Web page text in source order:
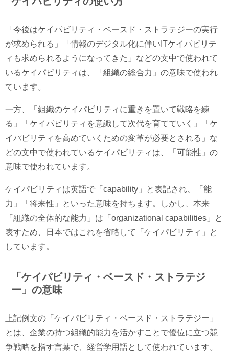
「今後はケイパビリティ・ベースド・ストラテジーの実行
が求められる」「情報のデジタル化に伴いITケイパビリテ
ィも求められるようになってきた」などの文中で使われて
いるケイパビリティは、「組織の総合力」の意味で使われ
ています。
一方、「組織のケイパビリティに重きを置いて戦略を練
る」「ケイパビリティを意識して次代を育てていく」「ケ
イパビリティを高めていくための変革が必要とされる」な
どの文中で使われているケイパビリティは、「可能性」の
意味で使われています。
ケイパビリティは英語で「capability」と表記され、「能
力」「将来性」といった意味を持ちます。しかし、本来
「組織の全体的な能力」は「organizational capabilities」と
表すため、日本ではこれを省略して「ケイパビリティ」と
しています。
「ケイパビリティ・ベースド・ストラテジ
ー」の意味
上記例文の「ケイパビリティ・ベースド・ストラテジー」
とは、企業の持つ組織的能力を活かすことで優位に立つ競
争戦略を指す言葉で、経営学用語として使われています。